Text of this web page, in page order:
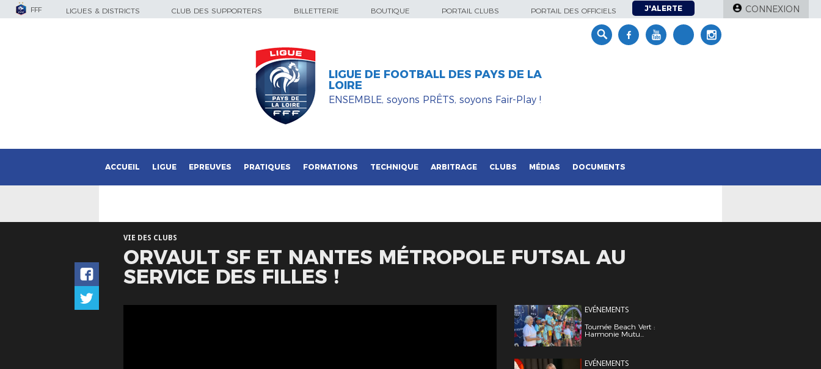
FFF LIGUES & DISTRICTS CLUB DES SUPPORTERS BILLETTERIE BOUTIQUE PORTAIL CLUBS PORTAIL DES OFFICIELS J'ALERTE CONNEXION
LIGUE DE FOOTBALL DES PAYS DE LA
LOIRE
ENSEMBLE, soyons PRÊTS, soyons Fair-Play !
ACCUEIL LIGUE EPREUVES PRATIQUES FORMATIONS TECHNIQUE ARBITRAGE CLUBS MÉDIAS DOCUMENTS
VIE DES CLUBS
ORVAULT SF ET NANTES MÉTROPOLE FUTSAL AU
SERVICE DES FILLES !
EVÉNEMENTS
Tournée Beach Vert :
Harmonie Mutu...
EVÉNEMENTS